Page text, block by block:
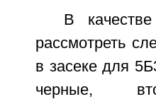
В
рассмотреть
в засеке для
черные,